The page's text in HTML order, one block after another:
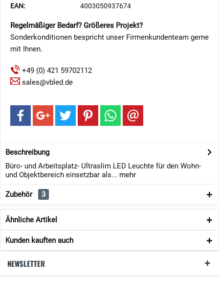
EAN:
4003050937674
Regelmäßiger Bedarf? Größeres Projekt?
Sonderkonditionen bespricht unser Firmenkundenteam gerne
mit Ihnen.
+49 (0) 421 59702112
sales@vbled.de
Beschreibung
Büro- und Arbeitsplatz- Ultraslim LED Leuchte für den Wohn-
und Objektbereich einsetzbar als... mehr
Zubehör 3
Ähnliche Artikel
Kunden kauften auch
NEWSLETTER